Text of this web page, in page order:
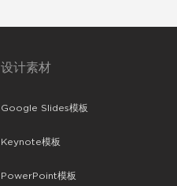
设计素材
Google Slides模板
Keynote模板
PowerPoint模板